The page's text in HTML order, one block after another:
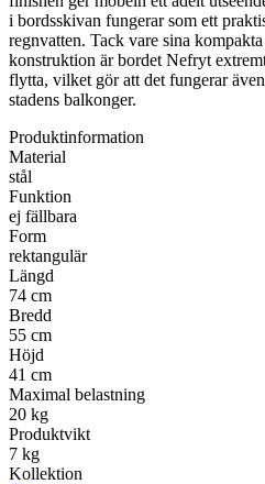
i bordsskivan fungerar som ett
regnvatten. Tack vare sina
konstruktion är bordet Nefryt
flytta, vilket gör att det fungerar
stadens balkonger.
Produktinformation
Material
stål
Funktion
ej fällbara
Form
rektangulär
Längd
74 cm
Bredd
55 cm
Höjd
41 cm
Maximal belastning
20 kg
Produktvikt
7 kg
Kollektion